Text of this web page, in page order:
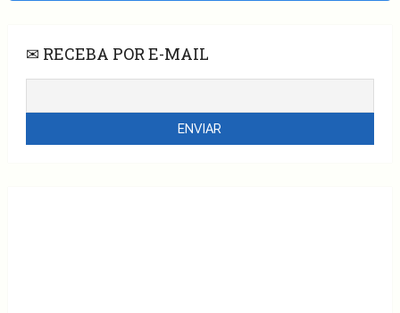
✉ RECEBA POR E-MAIL